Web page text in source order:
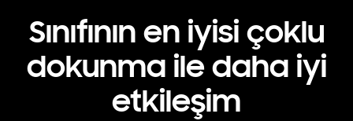
Sınıfının en iyisi çoklu
dokunma ile daha iyi
etkileşim